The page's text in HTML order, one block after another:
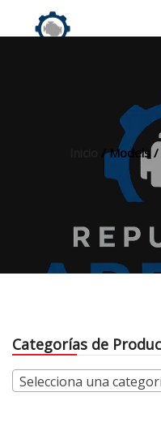
/ Models /
Categorías de
Selecciona una